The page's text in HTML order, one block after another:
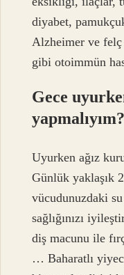
diyabet,
Alzheimer ve
gibi otoimmün
Gece
yapmalıyım?
Uyurken ağız
Günlük yaklaşık
vücudunuzdaki
sağlığınızı
diş macunu ile
… Baharatlı